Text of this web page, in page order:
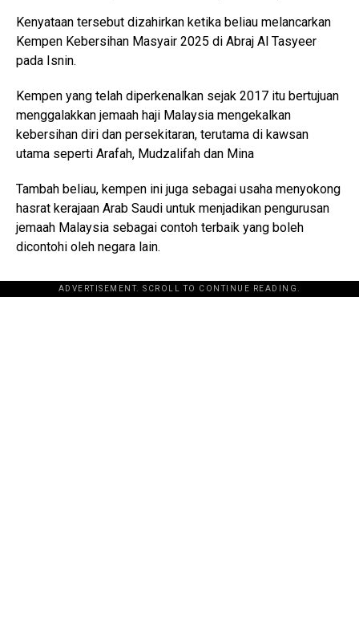
Kenyataan tersebut dizahirkan ketika beliau melancarkan
Kempen Kebersihan Masyair 2025 di Abraj Al Tasyeer
pada Isnin.
Kempen yang telah diperkenalkan sejak 2017 itu bertujuan
menggalakkan jemaah haji Malaysia mengekalkan
kebersihan diri dan persekitaran, terutama di kawsan
utama seperti Arafah, Mudzalifah dan Mina
Tambah beliau, kempen ini juga sebagai usaha menyokong
hasrat kerajaan Arab Saudi untuk menjadikan pengurusan
jemaah Malaysia sebagai contoh terbaik yang boleh
dicontohi oleh negara lain.
ADVERTISEMENT. SCROLL TO CONTINUE READING.